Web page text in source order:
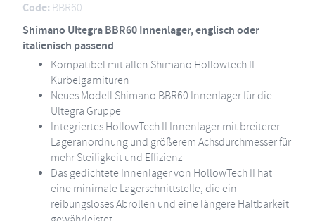
Code: BBR60
Shimano Ultegra BBR60 Innenlager, englisch oder
italienisch passend
Kompatibel mit allen Shimano Hollowtech II
Kurbelgarnituren
Neues Modell Shimano BBR60 Innenlager für die
Ultegra Gruppe
Integriertes HollowTech II Innenlager mit breiterer
Lageranordnung und größerem Achsdurchmesser für
mehr Steifigkeit und Effizienz
Das gedichtete Innenlager von HollowTech II hat
eine minimale Lagerschnittstelle, die ein
reibungsloses Abrollen und eine längere Haltbarkeit